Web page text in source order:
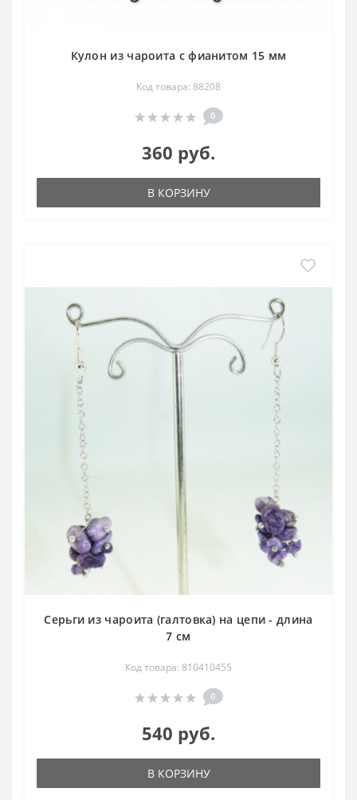
Кулон из чароита с фианитом 15 мм
Код товара: 88208
0
360 руб.
В КОРЗИНУ
Серьги из чароита (галтовка) на цепи - длина
7 см
Код товара: 810410455
0
540 руб.
В КОРЗИНУ